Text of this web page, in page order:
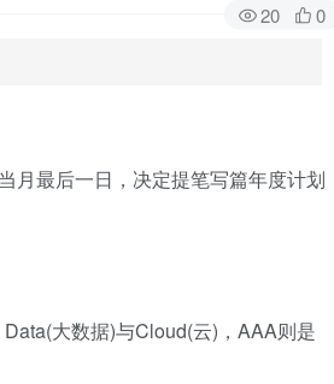
20
0
月最后一日，决定提笔写篇年度计划
大数据)与Cloud(云)，AAA则是